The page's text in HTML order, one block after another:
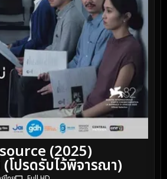
(2025)
โปรดรับไว้พิจารณา)